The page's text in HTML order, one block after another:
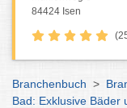
84424 Isen
Branchenbuch >
Bad: Exklusive Bäder